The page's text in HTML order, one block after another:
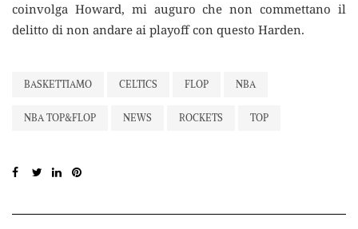
coinvolga Howard, mi auguro che non commettano il
delitto di non andare ai playoff con questo Harden.
BASKETTIAMO CELTICS FLOP NBA
NBA TOP&FLOP NEWS ROCKETS TOP